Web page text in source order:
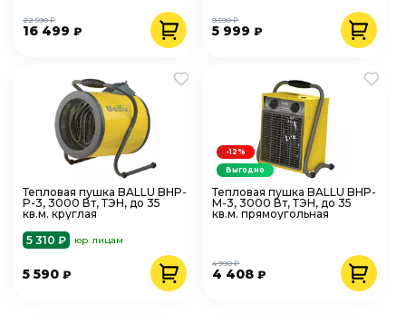
16 499 ₽
22 590 ₽
5 999₽
9 590 ₽
Тепловая пушка BALLU BHP-
P-3, 3000 Вт, ТЭН, до 35
кв.м. круглая
5 310 ₽
юр. лицам
5 590 ₽
Тепловая пушка BALLU BHP-
M-3, 3000 Вт, ТЭН, до 35
кв.м. прямоугольная
4 408₽
4 990 ₽
-12%
Выгодно